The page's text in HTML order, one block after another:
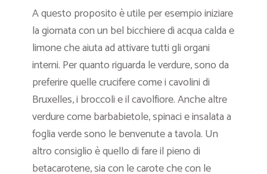
A questo proposito è utile per esempio iniziare
la giornata con un bel bicchiere di acqua calda e
limone che aiuta ad attivare tutti gli organi
interni. Per quanto riguarda le verdure, sono da
preferire quelle crucifere come i cavolini di
Bruxelles, i broccoli e il cavolfiore. Anche altre
verdure come barbabietole, spinaci e insalata a
foglia verde sono le benvenute a tavola. Un
altro consiglio è quello di fare il pieno di
betacarotene, sia con le carote che con le